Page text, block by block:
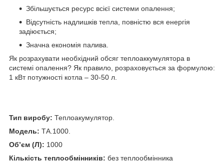
Збільшується ресурс всієї системи опалення;
Відсутність надлишків тепла, повністю вся енергія
задіюється;
Значна економія палива.
Як розрахувати необхідний обсяг теплоаккумулятора в
системі опалення? Як правило, розраховується за формулою:
1 кВт потужності котла – 30-50 л.
Тип виробу: Теплоакумулятор.
Модель: ТА.1000.
Об’єм (Л): 1000
Кількість теплообмінників: без теплообмінника